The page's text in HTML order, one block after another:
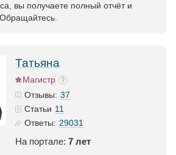
вы получаете полный отчёт и
Татьяна
Магистр
Отзывы: 37
Статьи 11
Ответы: 29031
На портале: 7 лет